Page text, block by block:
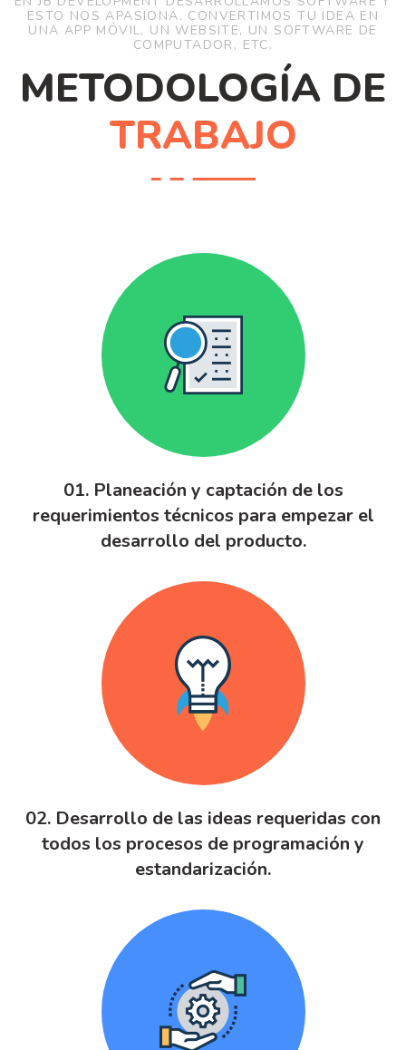
ESTO NOS APASIONA. CONVERTIMOS TU IDEA EN
UNA APP MÓVIL, UN WEBSITE, UN SOFTWARE DE
COMPUTADOR, ETC.
METODOLOGÍA DE
TRABAJO
01. Planeación y captación de los
requerimientos técnicos para empezar el
desarrollo del producto.
02. Desarrollo de las ideas requeridas con
todos los procesos de programación y
estandarización.